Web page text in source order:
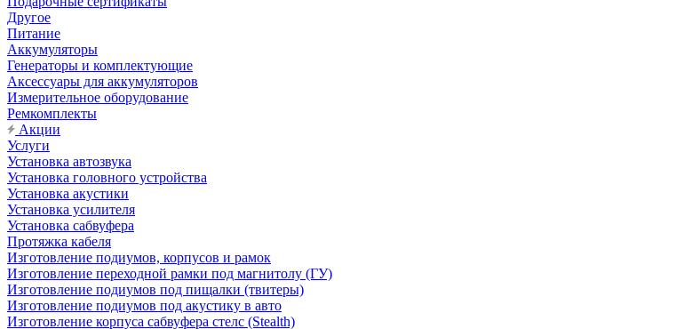
Другое
Питание
Аккумуляторы
Генераторы и комплектующие
Аксессуары для аккумуляторов
Измерительное оборудование
Ремкомплекты
Акции
Услуги
Установка автозвука
Установка головного устройства
Установка акустики
Установка усилителя
Установка сабвуфера
Протяжка кабеля
Изготовление подиумов, корпусов и рамок
Изготовление переходной рамки под магнитолу (ГУ)
Изготовление подиумов под пищалки (твитеры)
Изготовление подиумов под акустику в авто
Изготовление корпуса сабвуфера стелс (Stealth)